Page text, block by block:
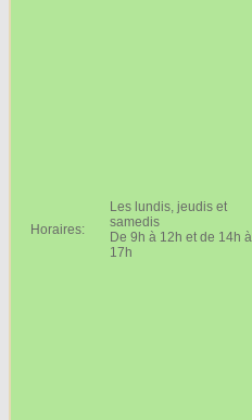
Horaires:
Les lundis, jeudis et
samedis
De 9h à 12h et de 14h à
17h